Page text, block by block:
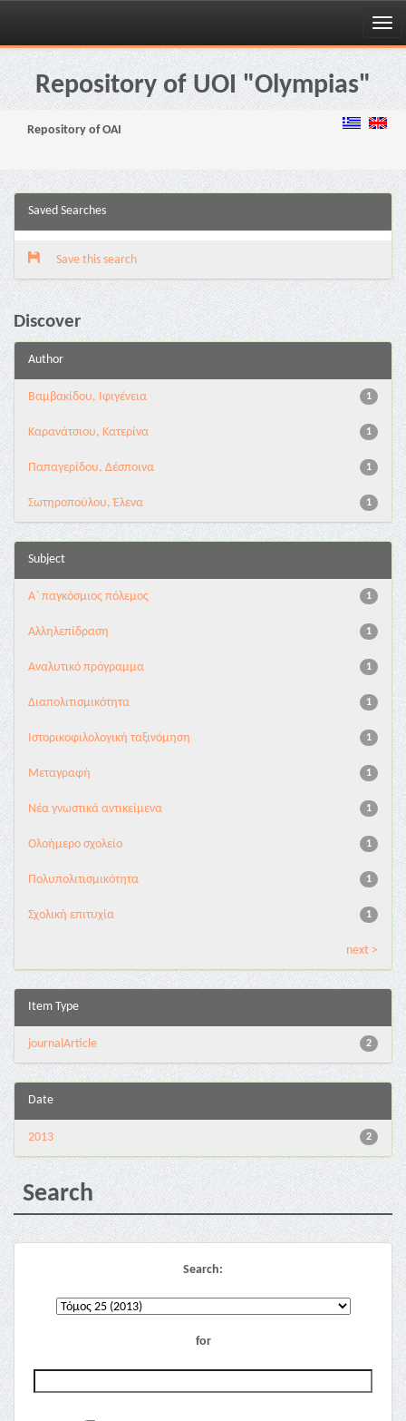
Skip
navigationRepository of UOI "Olympias"
Repository of OAI
Saved Searches
Save this search
Discover
Author
1
Βαμβακίδου, Ιφιγένεια
1
Καρανάτσιου, Κατερίνα
1
Παπαγερίδου, Δέσποινα
1
Σωτηροπούλου, Έλενα
Subject
1
Α΄ παγκόσμιος πόλεμος
1
Αλληλεπίδραση
1
Αναλυτικό πρόγραμμα
1
Διαπολιτισμικότητα
1
Ιστορικοφιλολογική ταξινόμηση
1
Μεταγραφή
1
Νέα γνωστικά αντικείμενα
1
Ολοήμερο σχολείο
1
Πολυπολιτισμικότητα
1
Σχολική επιτυχία
next >
Item Type
2
journalArticle
Date
2
2013
Search
Search:
for